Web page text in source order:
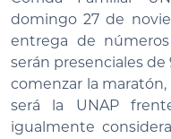
domingo 27 de
entrega de
serán presenciales de
comenzar la
será la UNAP
igualmente